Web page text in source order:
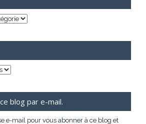
blog par e-mail.
e-mail pour vous abonner à ce blog et